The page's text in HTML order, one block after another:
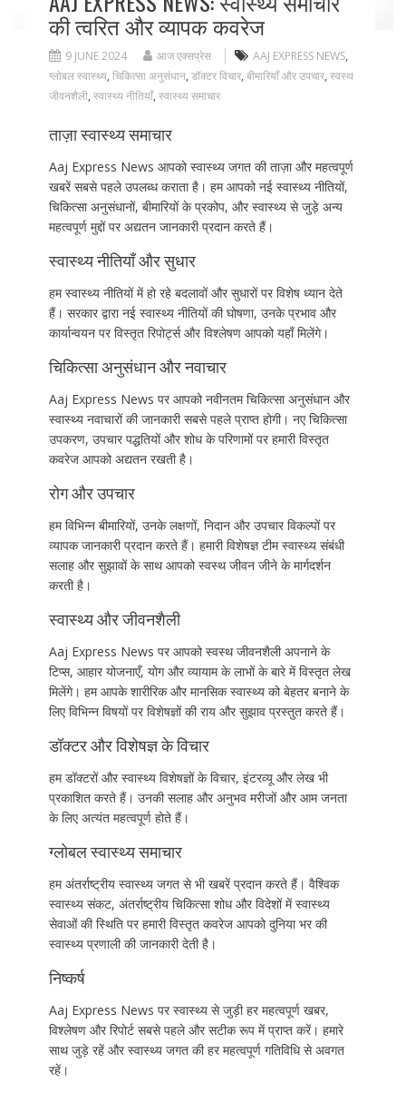
की त्वरित और व्यापक कवरेज
9 JUNE 2024 आज एक्सप्रेस AAJ EXPRESS NEWS,
ग्लोबल स्वास्थ्य, चिकित्सा अनुसंधान, डॉक्टर विचार, बीमारियाँ और उपचार, स्वस्थ
जीवनशैली, स्वास्थ्य नीतियाँ, स्वास्थ्य समाचार
ताज़ा स्वास्थ्य समाचार
Aaj Express News आपको स्वास्थ्य जगत की ताज़ा और महत्वपूर्ण
खबरें सबसे पहले उपलब्ध कराता है। हम आपको नई स्वास्थ्य नीतियों,
चिकित्सा अनुसंधानों, बीमारियों के प्रकोप, और स्वास्थ्य से जुड़े अन्य
महत्वपूर्ण मुद्दों पर अद्यतन जानकारी प्रदान करते हैं।
स्वास्थ्य नीतियाँ और सुधार
हम स्वास्थ्य नीतियों में हो रहे बदलावों और सुधारों पर विशेष ध्यान देते
हैं। सरकार द्वारा नई स्वास्थ्य नीतियों की घोषणा, उनके प्रभाव और
कार्यान्वयन पर विस्तृत रिपोर्ट्स और विश्लेषण आपको यहाँ मिलेंगे।
चिकित्सा अनुसंधान और नवाचार
Aaj Express News पर आपको नवीनतम चिकित्सा अनुसंधान और
स्वास्थ्य नवाचारों की जानकारी सबसे पहले प्राप्त होगी। नए चिकित्सा
उपकरण, उपचार पद्धतियों और शोध के परिणामों पर हमारी विस्तृत
कवरेज आपको अद्यतन रखती है।
रोग और उपचार
हम विभिन्न बीमारियों, उनके लक्षणों, निदान और उपचार विकल्पों पर
व्यापक जानकारी प्रदान करते हैं। हमारी विशेषज्ञ टीम स्वास्थ्य संबंधी
सलाह और सुझावों के साथ आपको स्वस्थ जीवन जीने के मार्गदर्शन
करती है।
स्वास्थ्य और जीवनशैली
Aaj Express News पर आपको स्वस्थ जीवनशैली अपनाने के
टिप्स, आहार योजनाएँ, योग और व्यायाम के लाभों के बारे में विस्तृत लेख
मिलेंगे। हम आपके शारीरिक और मानसिक स्वास्थ्य को बेहतर बनाने के
लिए विभिन्न विषयों पर विशेषज्ञों की राय और सुझाव प्रस्तुत करते हैं।
डॉक्टर और विशेषज्ञ के विचार
हम डॉक्टरों और स्वास्थ्य विशेषज्ञों के विचार, इंटरव्यू और लेख भी
प्रकाशित करते हैं। उनकी सलाह और अनुभव मरीजों और आम जनता
के लिए अत्यंत महत्वपूर्ण होते हैं।
ग्लोबल स्वास्थ्य समाचार
हम अंतर्राष्ट्रीय स्वास्थ्य जगत से भी खबरें प्रदान करते हैं। वैश्विक
स्वास्थ्य संकट, अंतर्राष्ट्रीय चिकित्सा शोध और विदेशों में स्वास्थ्य
सेवाओं की स्थिति पर हमारी विस्तृत कवरेज आपको दुनिया भर की
स्वास्थ्य प्रणाली की जानकारी देती है।
निष्कर्ष
Aaj Express News पर स्वास्थ्य से जुड़ी हर महत्वपूर्ण खबर,
विश्लेषण और रिपोर्ट सबसे पहले और सटीक रूप में प्राप्त करें। हमारे
साथ जुड़े रहें और स्वास्थ्य जगत की हर महत्वपूर्ण गतिविधि से अवगत
रहें।